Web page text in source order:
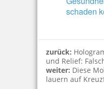
schaden
zurück:
und Relief:
weiter: Diese
lauern auf